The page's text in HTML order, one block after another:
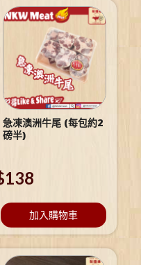
急凍澳洲牛尾 (每包約2
磅半)
138
加入購物車